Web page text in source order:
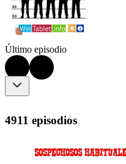
Último episodio
4911 episodios